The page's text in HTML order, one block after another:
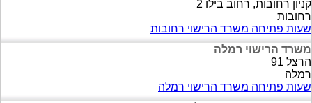
קניון רחובות, רחוב בילו 2
רחובות
שעות פתיחה משרד הרישוי רחובות
משרד הרישוי רמלה
הרצל 91
רמלה
שעות פתיחה משרד הרישוי רמלה